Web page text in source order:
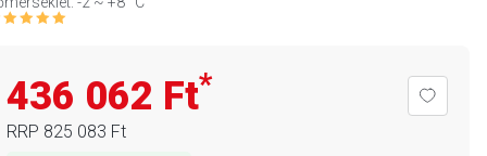
436 062 Ft*
RRP 825 083 Ft